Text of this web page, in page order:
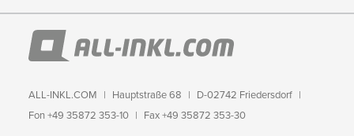
ALL-INKL.COM Hauptstraße 68
D-02742 Friedersdorf
Fon +49 35872 353-10
Fax +49 35872 353-30